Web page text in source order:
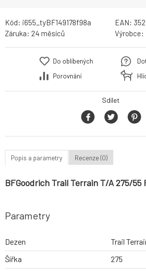
Kód: i655_tyBF149178f98a EAN:
Záruka: 24 měsíců Výrobce:
Do oblíbených
Porovnání
Sdílet
Popis a parametry Recenze (0)
BFGoodrich Trail Terrain T/A 275/55
Parametry
Dezen
Trail
Šířka
275